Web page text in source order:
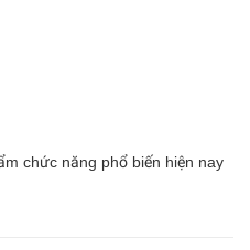
chức năng phổ biến hiện nay